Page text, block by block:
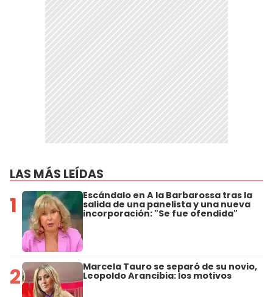
LAS MÁS LEÍDAS
1 Escándalo en A la Barbarossa tras la
salida de una panelista y una nueva
incorporación: "Se fue ofendida"
2 Marcela Tauro se separó de su novio,
Leopoldo Arancibia: los motivos